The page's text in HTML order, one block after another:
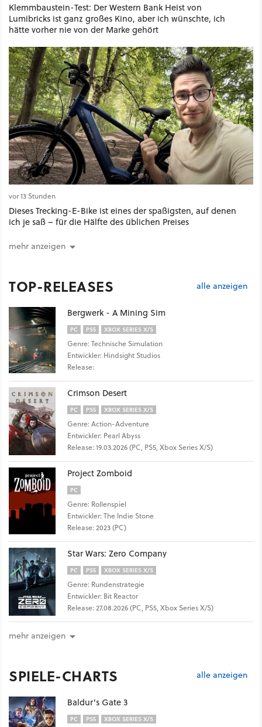
Klemmbaustein-Test: Der Western Bank Heist von
Lumibricks ist ganz großes Kino, aber ich wünschte, ich
hätte vorher nie von der Marke gehört
vor 13 Stunden
Dieses Trecking-E-Bike ist eines der spaßigsten, auf denen
ich je saß – für die Hälfte des üblichen Preises
mehr anzeigen
TOP-RELEASES alle anzeigen
Bergwerk - A Mining Sim
PC PS5 XBOX SERIES X/S
Genre: Technische Simulation
Entwickler: Hindsight Studios
Release:
Crimson Desert
PC PS5 XBOX SERIES X/S
Genre: Action-Adventure
Entwickler: Pearl Abyss
Release: 19.03.2026 (PC, PS5, Xbox Series X/S)
Project Zomboid
PC
Genre: Rollenspiel
Entwickler: The Indie Stone
Release: 2023 (PC)
Star Wars: Zero Company
PC PS5 XBOX SERIES X/S
Genre: Rundenstrategie
Entwickler: Bit Reactor
Release: 27.08.2026 (PC, PS5, Xbox Series X/S)
mehr anzeigen
SPIELE-CHARTS alle anzeigen
Baldur's Gate 3
PC PS5 XBOX SERIES X/S